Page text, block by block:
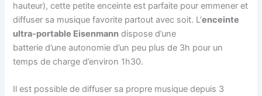
hauteur), cette petite enceinte est parfaite pour emmener et
diffuser sa musique favorite partout avec soit. L’enceinte
ultra-portable Eisenmann dispose d’une
batterie d’une autonomie d’un peu plus de 3h pour un
temps de charge d’environ 1h30.
Il est possible de diffuser sa propre musique depuis 3